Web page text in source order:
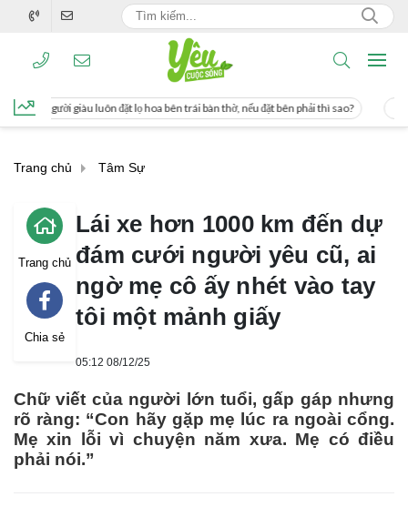
đặt lọ hoa bên trái bàn thờ, nếu đặt bên phải thì sao? Cách uống nước
Trang chủ Tâm Sự
Trang chủ
Chia sẻ
Lái xe hơn 1000 km đến dự
đám cưới người yêu cũ, ai
ngờ mẹ cô ấy nhét vào tay
tôi một mảnh giấy
05:12 08/12/25
Chữ viết của người lớn tuổi, gấp gáp nhưng
rõ ràng: “Con hãy gặp mẹ lúc ra ngoài cổng.
Mẹ xin lỗi vì chuyện năm xưa. Mẹ có điều
phải nói.”